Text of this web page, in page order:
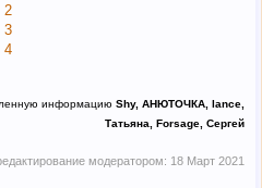
2
3
4
информацию Shy, АНЮТОЧКА, lance,
Татьяна, Forsage, Сергей
модератором: 18 Март 2021